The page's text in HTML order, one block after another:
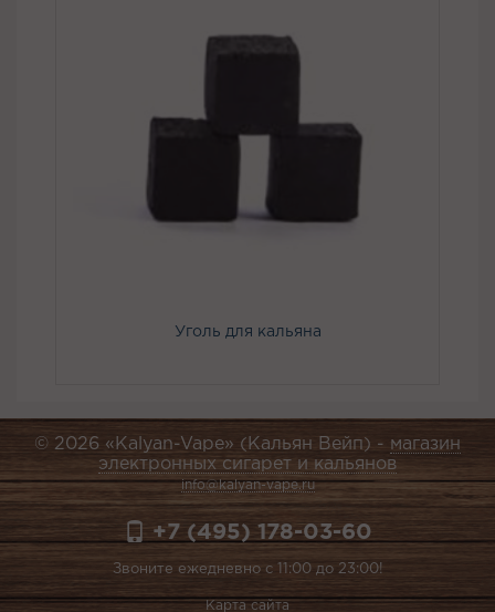
Уголь для кальяна
© 2026 «Kalyan-Vape» (Кальян Вейп) - магазин
электронных сигарет и кальянов
info@kalyan-vape.ru
+7 (495) 178-03-60
Звоните ежедневно с 11:00 до 23:00!
Карта сайта